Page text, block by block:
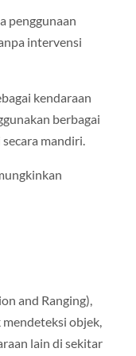
penggunaan
intervensi
kendaraan
berbagai
mandiri.
and Ranging),
objek,
lain di sekitar